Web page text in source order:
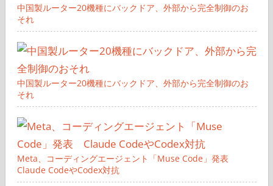
中国製ルーター20機種にバックドア、外部から完全制御のお
それ
中国製ルーター20機種にバックドア、外部から完全制御のお
それ
Meta、コーディングエージェント「Muse Code」発表
Claude CodeやCodex対抗